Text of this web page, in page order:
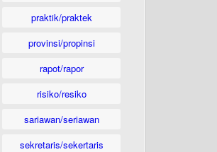
praktik/praktek
provinsi/propinsi
rapot/rapor
risiko/resiko
sariawan/seriawan
sekretaris/sekertaris